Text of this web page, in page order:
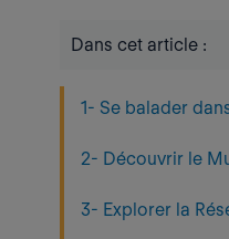
Dans cet article :
1- Se balader
2- Découvrir le
3- Explorer la